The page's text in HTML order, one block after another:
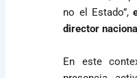
no el Estado”,
director
En este